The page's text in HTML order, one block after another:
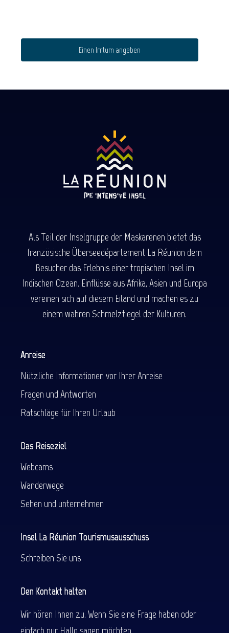
Einen Irrtum angeben
Als Teil der Inselgruppe der Maskarenen bietet das
französische Überseedépartement La Réunion dem
Besucher das Erlebnis einer tropischen Insel im
Indischen Ozean. Einflüsse aus Afrika, Asien und Europa
vereinen sich auf diesem Eiland und machen es zu
einem wahren Schmelztiegel der Kulturen.
Anreise
Nützliche Informationen vor Ihrer Anreise
Fragen und Antworten
Ratschläge für Ihren Urlaub
Das Reiseziel
Webcams
Wanderwege
Sehen und unternehmen
Insel La Réunion Tourismusausschuss
Schreiben Sie uns
Den Kontakt halten
Wir hören Ihnen zu. Wenn Sie eine Frage haben oder
einfach nur Hallo sagen möchten.